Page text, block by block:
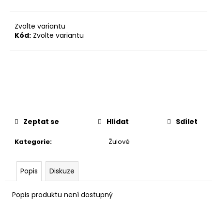
Zvolte variantu
Kód: Zvolte variantu
Kategorie: Žulové
Zeptat se Hlídat Sdílet
Popis Diskuze
Popis produktu není dostupný
u
č
u